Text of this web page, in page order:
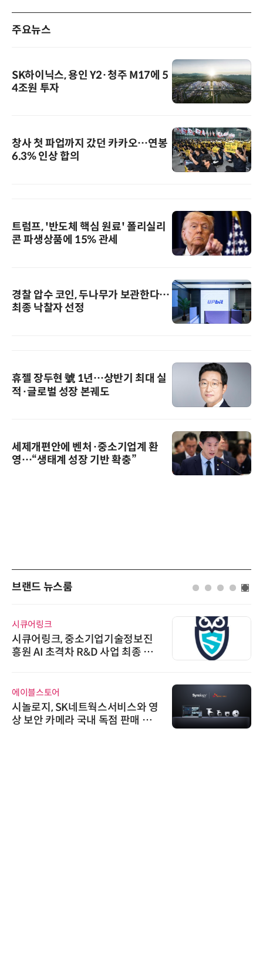
주요뉴스
SK하이닉스, 용인 Y2·청주 M17에 5
4조원 투자
창사 첫 파업까지 갔던 카카오…연봉
6.3% 인상 합의
트럼프, '반도체 핵심 원료' 폴리실리
콘 파생상품에 15% 관세
경찰 압수 코인, 두나무가 보관한다…
최종 낙찰자 선정
휴젤 장두현 號 1년…상반기 최대 실
적·글로벌 성장 본궤도
세제개편안에 벤처·중소기업계 환
영…“생태계 성장 기반 확충”
브랜드 뉴스룸
시큐어링크
시큐어링크, 중소기업기술정보진
흥원 AI 초격차 R&D 사업 최종 선
에이블스토어
시놀로지, SK네트웍스서비스와 영
상 보안 카메라 국내 독점 판매 파